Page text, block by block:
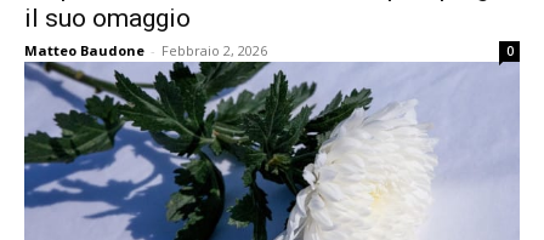
il suo omaggio
Matteo Baudone - Febbraio 2, 2026 0